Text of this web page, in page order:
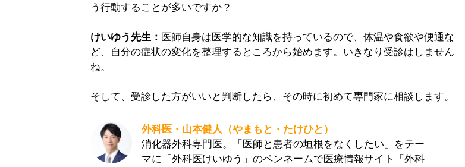
う行動することが多いですか？
けいゆう先生： 医師自身は医学的な知識を持っているので、体温や食欲や便通な
ど、自分の症状の変化を整理するところから始めます。いきなり受診はしません
ね。
そして、受診した方がいいと判断したら、その時に初めて専門家に相談します。
外科医・山本健人（やまもと・たけひと）
消化器外科専門医。「医師と患者の垣根をなくしたい」をテー
マに「外科医けいゆう」のペンネームで医療情報サイト「外科